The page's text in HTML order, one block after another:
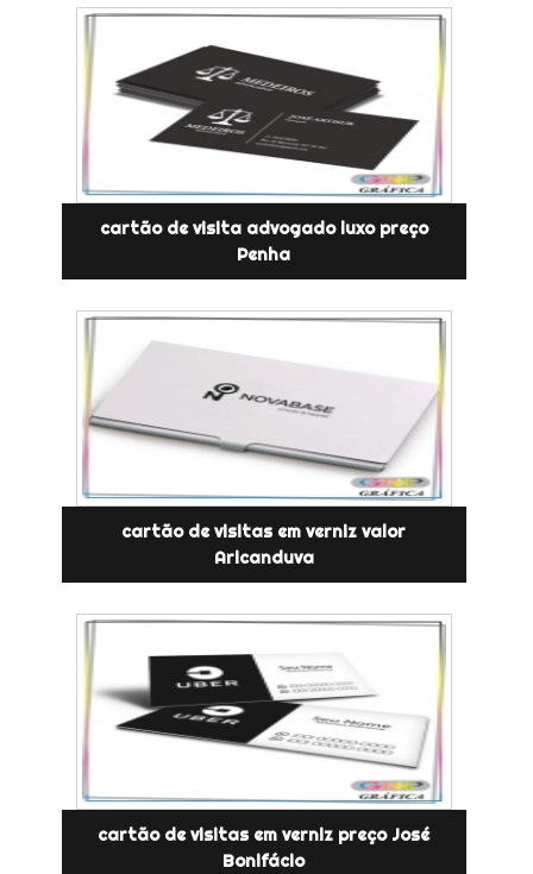
cartão de visita advogado luxo preço
Penha
cartão de visitas em verniz valor
Aricanduva
cartão de visitas em verniz preço José
Bonifácio